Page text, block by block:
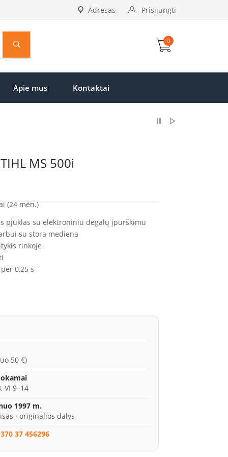
Prisijungti
Adresas
0
Apie mus Kontaktai
MS 500i
(24 mėn.)
pjūklas su elektroniniu degalų įpurškimu
su stora mediena
rinkoje
0,25 s
50 €)
VI 9–14
1997 m.
· originalios dalys
37 456296